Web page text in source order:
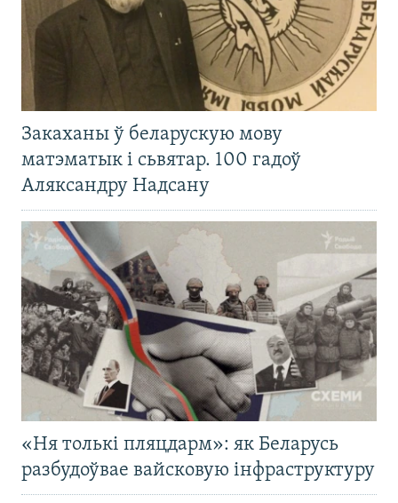
Закаханы ў беларускую мову
матэматык і сьвятар. 100 гадоў
Аляксандру Надсану
«Ня толькі пляцдарм»: як Беларусь
разбудоўвае вайсковую інфраструктуру